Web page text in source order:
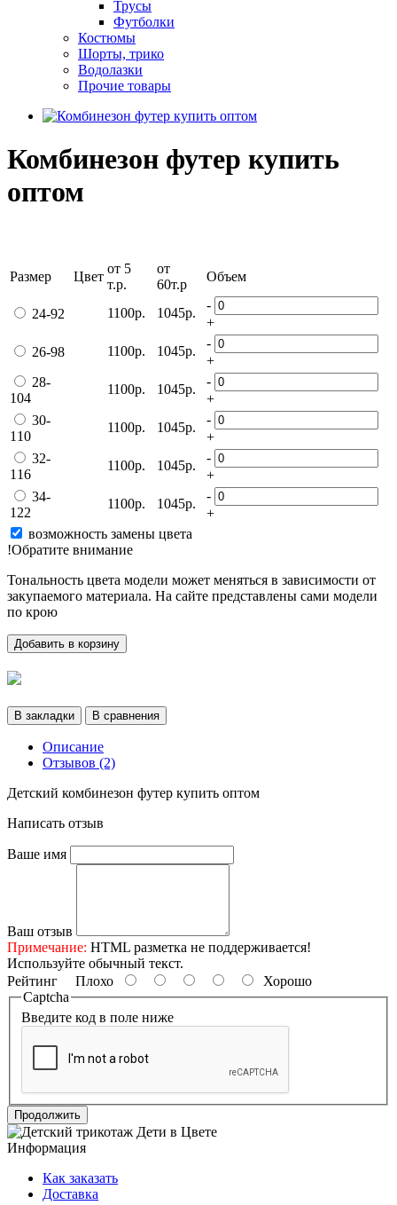
Трусы
Футболки
Костюмы
Шорты, трико
Водолазки
Прочие товары
Комбинезон футер купить
оптом
Размер Цвет
от 5
т.р.
от
60т.р
Объем
24-92 1100р. 1045р.
-
+
26-98
1100р. 1045р.
-
+
28-
104
1100р. 1045р.
-
+
30-
110
1100р. 1045р.
-
+
32-
116
1100р. 1045р.
-
+
34-
122
1100р. 1045р.
-
+
возможность замены цвета
!Обратите внимание
Тональность цвета модели может меняться в зависимости от
закупаемого материала. На сайте представлены сами модели
по крою
Добавить в корзину
В закладки В сравнения
Описание
Отзывов (2)
Детский комбинезон футер купить оптом
Написать отзыв
Ваше имя
Ваш отзыв
Примечание: HTML разметка не поддерживается!
Используйте обычный текст.
Рейтинг Плохо
Хорошо
Captcha
Введите код в поле ниже
Продолжить
Информация
Как заказать
Доставка